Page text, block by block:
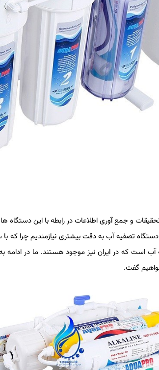
و جمع آوری اطلاعات در رابطه با این دستگاه
دستگاه تصفیه آب به دقت بیشتری نیازمندیم چرا که
است که در ایران نیز موجود هستند. ما در ادامه
گفت.